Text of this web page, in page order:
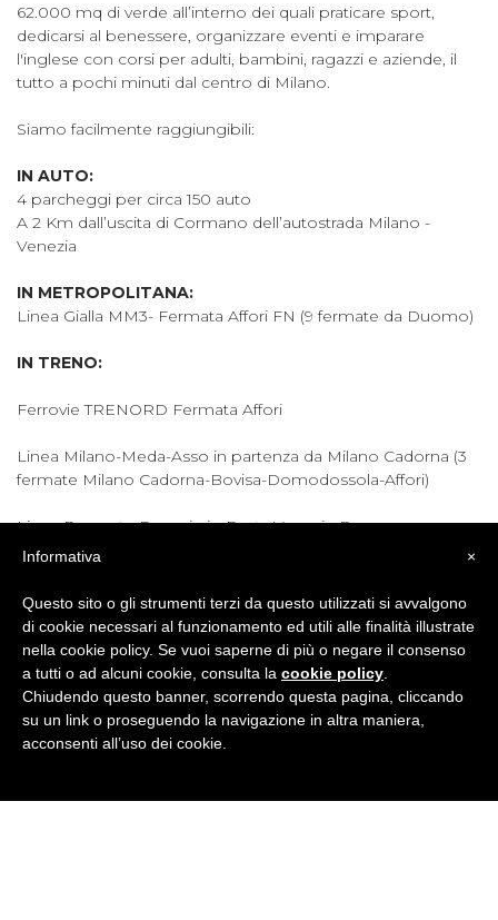
62.000 mq di verde all’interno dei quali praticare sport,
dedicarsi al benessere, organizzare eventi e imparare
l'inglese con corsi per adulti, bambini, ragazzi e aziende, il
tutto a pochi minuti dal centro di Milano.
Siamo facilmente raggiungibili:
IN AUTO:
4 parcheggi per circa 150 auto
A 2 Km dall’uscita di Cormano dell’autostrada Milano -
Venezia
IN METROPOLITANA:
Linea Gialla MM3- Fermata Affori FN (9 fermate da Duomo)
IN TRENO:
Ferrovie TRENORD Fermata Affori
Linea Milano-Meda-Asso in partenza da Milano Cadorna (3
fermate Milano Cadorna-Bovisa-Domodossola-Affori)
Linea Passante Ferroviario Porta Venezia-Bruzzano-
Cormano-Camnago Lentate (4 fermate da Porta Venezia)
Linea Milano Cadorna-Affori-Cormano-Seveso-Mariano
Comense
BRITISH INSTITUTES
×
Informativa
Questo sito o gli strumenti terzi da questo utilizzati si avvalgono
di cookie necessari al funzionamento ed utili alle finalità illustrate
nella cookie policy. Se vuoi saperne di più o negare il consenso
a tutti o ad alcuni cookie, consulta la cookie policy
Chiudendo questo banner, scorrendo questa pagina, cliccando
su un link o proseguendo la navigazione in altra maniera,
acconsenti all’uso dei cookie.